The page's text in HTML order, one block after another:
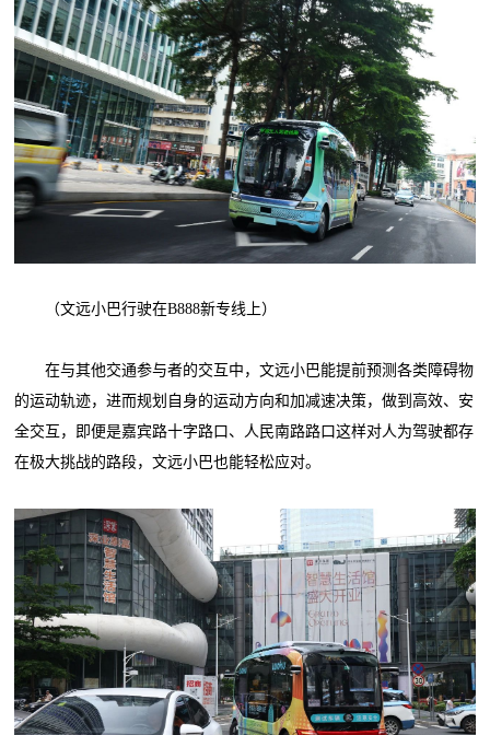
（文远小巴行驶在B888新专线上）
在与其他交通参与者的交互中，文远小巴能提前预测各类障碍物
的运动轨迹，进而规划自身的运动方向和加减速决策，做到高效、安
全交互，即便是嘉宾路十字路口、人民南路路口这样对人为驾驶都存
在极大挑战的路段，文远小巴也能轻松应对。